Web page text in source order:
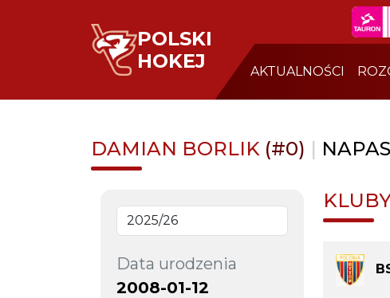
POLSKI
HOKEJ
AKTUALNOŚCI
DAMIAN BORLIK (#0) |
Data urodzenia
2008-01-12